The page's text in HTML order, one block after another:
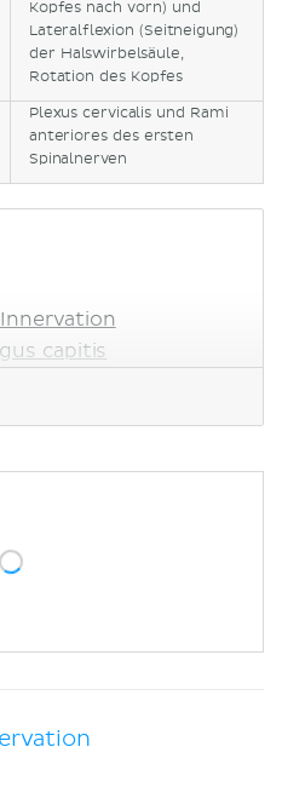
Kopfes nach vorn) und
Lateralflexion (Seitneigung)
der Halswirbelsäule,
Rotation des Kopfes
Plexus cervicalis und Rami
anteriores des ersten
Spinalnerven
capitis